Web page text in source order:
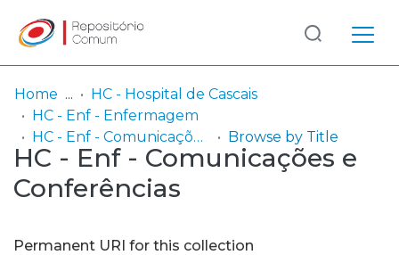
Communities
& Collections
Browse repository
Entities
Log
In
(current)
Home
HC - Hospital de Cascais
HC - Enf - Enfermagem
HC - Enf - Comunicações e Conferências
Browse by Title
HC - Enf - Comunicações e
Conferências
Permanent URI for this collection